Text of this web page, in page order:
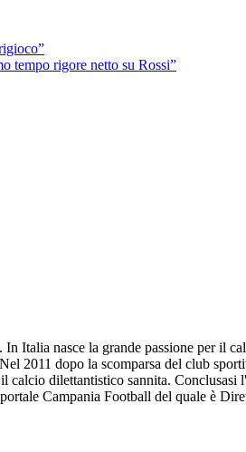
tempo rigore netto su Rossi”
nasce la grande passione per il
2011 dopo la scomparsa del club
dilettantistico sannita.
Campania Football del quale è